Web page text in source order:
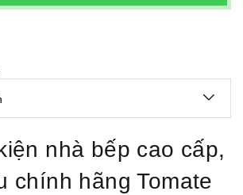
nhà bếp cao cấp,
chính hãng Tomate